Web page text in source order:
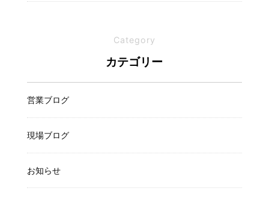
Category
カテゴリー
営業ブログ
現場ブログ
お知らせ